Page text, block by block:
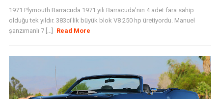
1971 Plymouth Barracuda 1971 yılı Barracuda'nın 4 adet fara sahip
olduğu tek yıldır. 383ci'lik büyük blok V8 250 hp üretiyordu. Manuel
şanzımanlı 7 [...]
Read More